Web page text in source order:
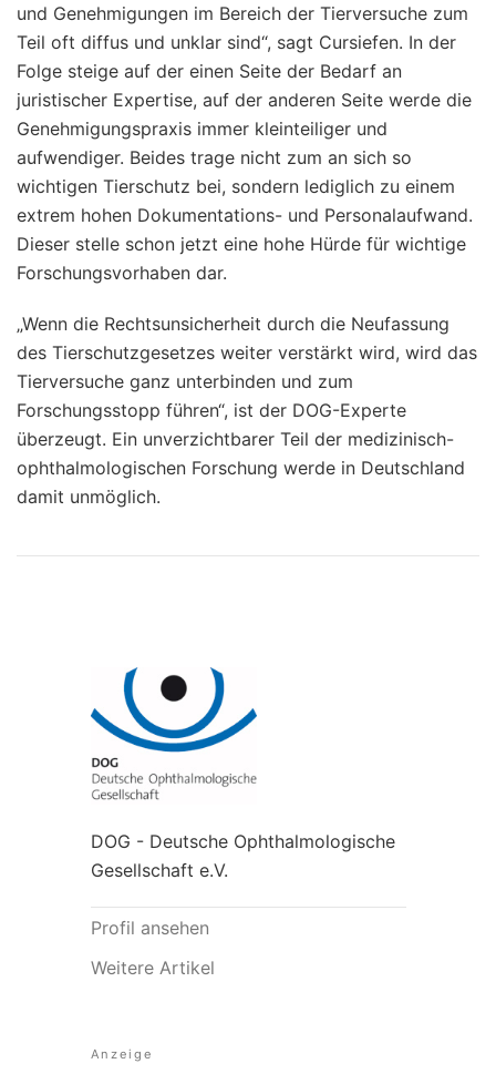
und Genehmigungen im Bereich der Tierversuche zum
Teil oft diffus und unklar sind“, sagt Cursiefen. In der
Folge steige auf der einen Seite der Bedarf an
juristischer Expertise, auf der anderen Seite werde die
Genehmigungspraxis immer kleinteiliger und
aufwendiger. Beides trage nicht zum an sich so
wichtigen Tierschutz bei, sondern lediglich zu einem
extrem hohen Dokumentations- und Personalaufwand.
Dieser stelle schon jetzt eine hohe Hürde für wichtige
Forschungsvorhaben dar.
„Wenn die Rechtsunsicherheit durch die Neufassung
des Tierschutzgesetzes weiter verstärkt wird, wird das
Tierversuche ganz unterbinden und zum
Forschungsstopp führen“, ist der DOG-Experte
überzeugt. Ein unverzichtbarer Teil der medizinisch-
ophthalmologischen Forschung werde in Deutschland
damit unmöglich.
DOG - Deutsche Ophthalmologische
Gesellschaft e.V.
Profil ansehen
Weitere Artikel